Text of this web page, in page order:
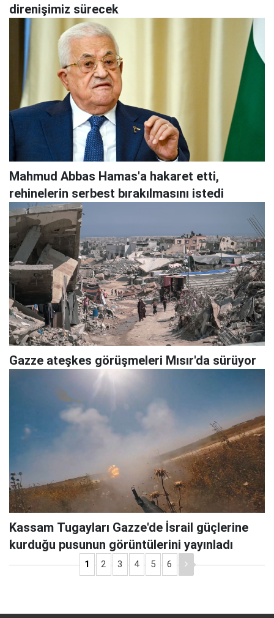
direnişimiz sürecek
Mahmud Abbas Hamas'a hakaret etti,
rehinelerin serbest bırakılmasını istedi
Gazze ateşkes görüşmeleri Mısır'da sürüyor
Kassam Tugayları Gazze'de İsrail güçlerine
kurduğu pusunun görüntülerini yayınladı
1 2 3 4 5 6